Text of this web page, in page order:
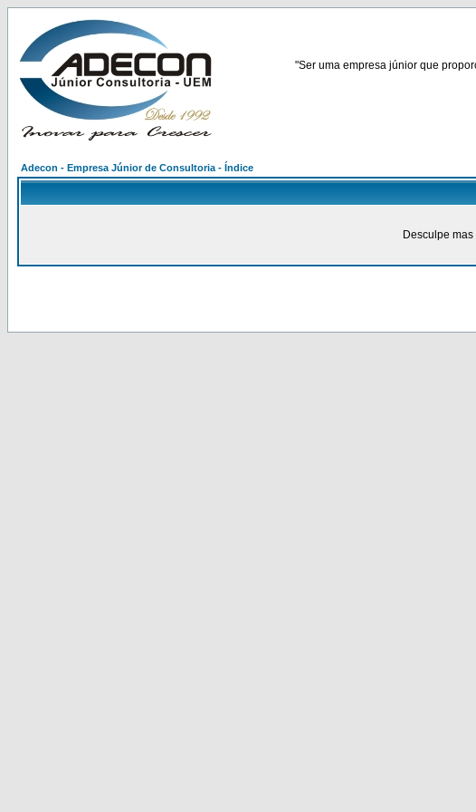
"Ser uma empresa júnior que
Adecon - Empresa Júnior de Consultoria - Índice
Desculpe